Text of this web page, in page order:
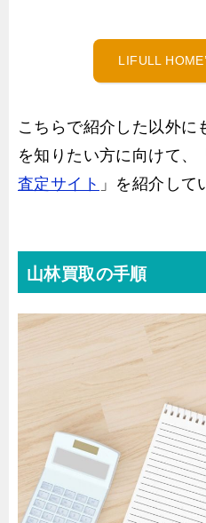
LIFULL
こちらで紹介した以外に
を知りたい方に向けて、
査定サイト 」を紹介して
山林買取の手順